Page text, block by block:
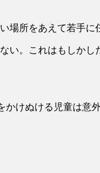
所をあえて若手
い。これはもしかし
かけぬける児童は意